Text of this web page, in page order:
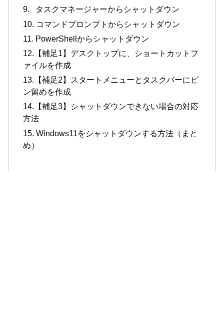
9. タスクマネージャーからシャットダウン
10. コマンドプロンプトからシャットダウン
11. PowerShellからシャットダウン
12.【補足1】デスクトップに、ショートカットフ
ァイルを作成
13.【補足2】スタートメニューとタスクバーにピ
ン留めを作成
14.【補足3】シャットダウンできない場合の対応
方法
15. Windows11をシャットダウンする方法（まと
め）